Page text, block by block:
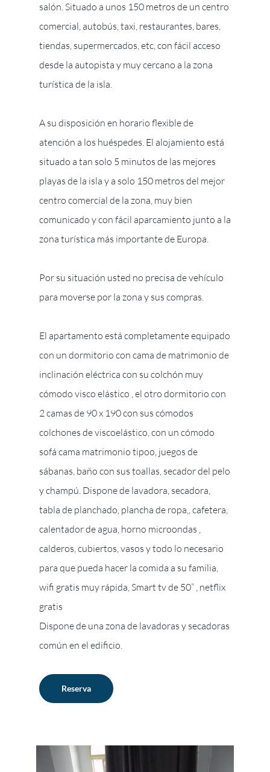
salón. Situado a unos 150 metros de un centro
comercial, autobús, taxi, restaurantes, bares,
tiendas, supermercados, etc, con fácil acceso
desde la autopista y muy cercano a la zona
turística de la isla.
A su disposición en horario flexible de
atención a los huéspedes. El alojamiento está
situado a tan solo 5 minutos de las mejores
playas de la isla y a solo 150 metros del mejor
centro comercial de la zona, muy bien
comunicado y con fácil aparcamiento junto a la
zona turística más importante de Europa.
Por su situación usted no precisa de vehículo
para moverse por la zona y sus compras.
El apartamento está completamente equipado
con un dormitorio con cama de matrimonio de
inclinación eléctrica con su colchón muy
cómodo visco elástico , el otro dormitorio con
2 camas de 90 x 190 con sus cómodos
colchones de viscoelástico, con un cómodo
sofá cama matrimonio tipoo, juegos de
sábanas, baño con sus toallas, secador del pelo
y champú. Dispone de lavadora, secadora,
tabla de planchado, plancha de ropa,, cafetera,
calentador de agua, horno microondas ,
calderos, cubiertos, vasos y todo lo necesario
para que pueda hacer la comida a su familia,
wifi gratis muy rápida, Smart tv de 50” , netflix
gratis
Dispone de una zona de lavadoras y secadoras
común en el edificio.
Reserva